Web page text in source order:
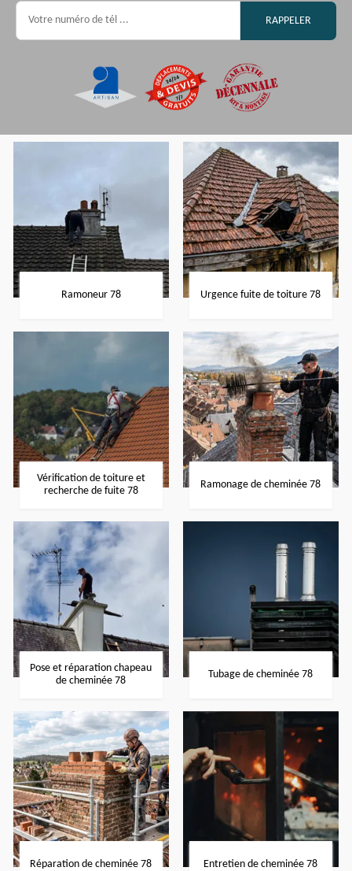
Ramoneur 78 Urgence fuite de toiture 78
Vérification de toiture et
recherche de fuite 78
Ramonage de cheminée 78
Pose et réparation chapeau
de cheminée 78
Tubage de cheminée 78
Réparation de cheminée 78 Entretien de cheminée 78